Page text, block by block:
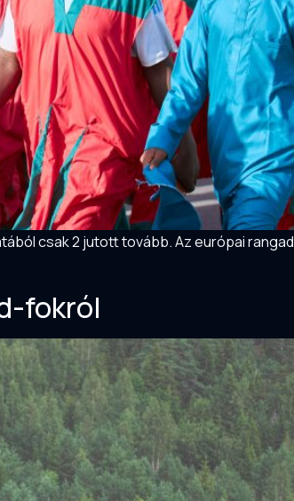
csak 2 jutott tovább. Az európai
fokról